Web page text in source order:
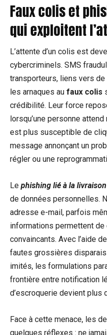
Faux colis et
qui exploitent
L’attente d’un colis est
cybercriminels. SMS
transporteurs, liens vers
les arnaques au faux colis
crédibilité. Leur force
lorsqu’une personne
est plus susceptible de
message annonçant un
régler ou une
Le phishing lié à la livraison
de données personnelles.
adresse e-mail, parfois
informations permettent
convaincants. Avec l’aide
fautes grossières
imités, les formulations
frontière entre notification
d’escroquerie devient plus
Face à cette menace, les
quelques réflexes : ne